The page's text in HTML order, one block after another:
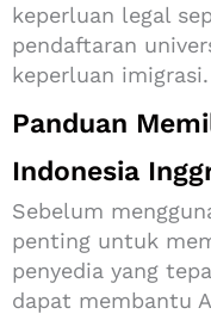
keperluan legal
pendaftaran
keperluan imigrasi.
Panduan
Indonesia
Sebelum
penting untuk
penyedia yang
dapat membantu